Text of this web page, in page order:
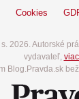
Cookies
2026. Autorské
vydavateľ,
Blog.Pravda.sk